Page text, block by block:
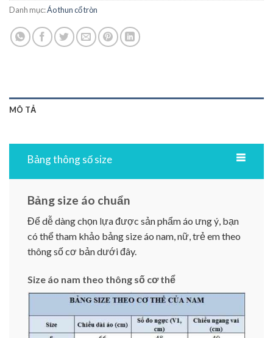
Danh mục:Áo thun cổ tròn
MÔ TẢ
Bảng thông số size
Bảng size áo chuẩn
Để dễ dàng chọn lựa được sản phẩm áo ưng ý, bạn
có thể tham khảo bảng size áo nam, nữ, trẻ em theo
thông số cơ bản dưới đây.
Size áo nam theo thông số cơ thể